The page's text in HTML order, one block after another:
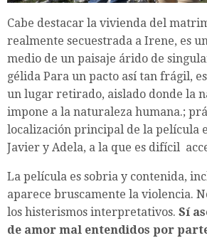
Cabe destacar la vivienda del
realmente secuestrada a Irene, es
medio de un paisaje árido de
gélida Para un pacto así tan frágil,
un lugar retirado, aislado donde la
impone a la naturaleza humana.;
localización principal de la película
Javier y Adela, a la que es difícil
La película es sobria y contenida,
aparece bruscamente la violencia.
los histerismos interpretativos. Sí
de amor mal entendidos por